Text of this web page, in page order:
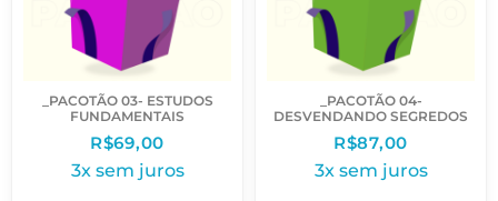
_PACOTÃO 03- ESTUDOS
FUNDAMENTAIS
R$69,00
3x sem juros
_PACOTÃO 04-
DESVENDANDO SEGREDOS
R$87,00
3x sem juros